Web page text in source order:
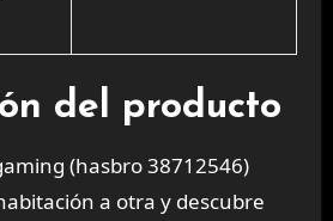
del producto
(hasbro 38712546)
a otra y descubre